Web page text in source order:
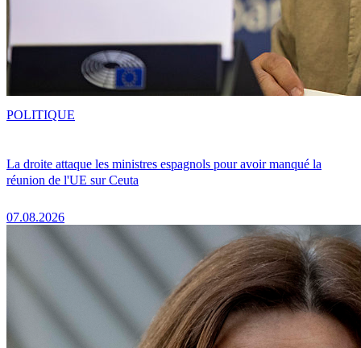
La droite attaque les ministres espagnols pour avoir manqué la
réunion de l'UE sur Ceuta
07.08.2026
POLITIQUE